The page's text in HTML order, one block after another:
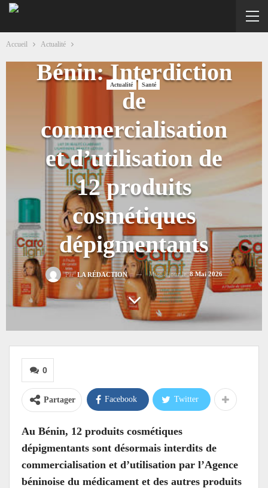
Accueil Actualité
Actualité Santé
Bénin: Interdiction
de
commercialisation
et d’utilisation de
12 produits
cosmétiques
dépigmentants
ParLA RÉDACTION Mise à jour le8 Mai 2026
0
Partager Facebook Twitter
Au Bénin, 12 produits cosmétiques
dépigmentants sont désormais interdits de
commercialisation et d’utilisation par l’Agence
béninoise du médicament et des autres produits